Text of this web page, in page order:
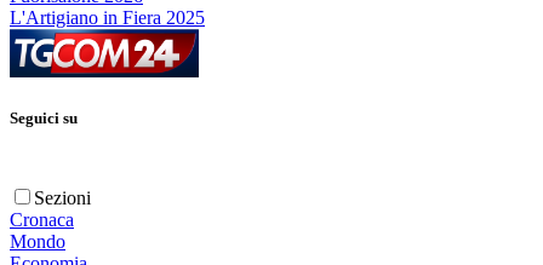
L'Artigiano in Fiera 2025
Seguici su
Sezioni
Cronaca
Mondo